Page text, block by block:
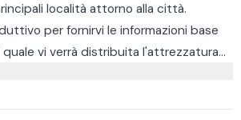
località attorno alla città.
per fornirvi le informazioni base
vi verrà distribuita l'attrezzatura
tra 4 diverse opzioni.